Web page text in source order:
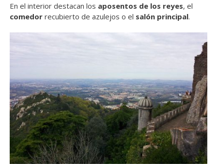
En el interior destacan los aposentos de los reyes, el
comedor recubierto de azulejos o el salón principal.